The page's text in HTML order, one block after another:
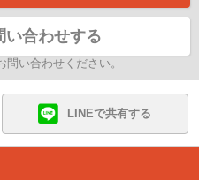
い合わせする
い合わせください。
LINEで共有する